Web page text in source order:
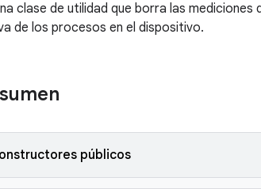
clase de utilidad que borra las
de los procesos en el dispositivo.
públicos